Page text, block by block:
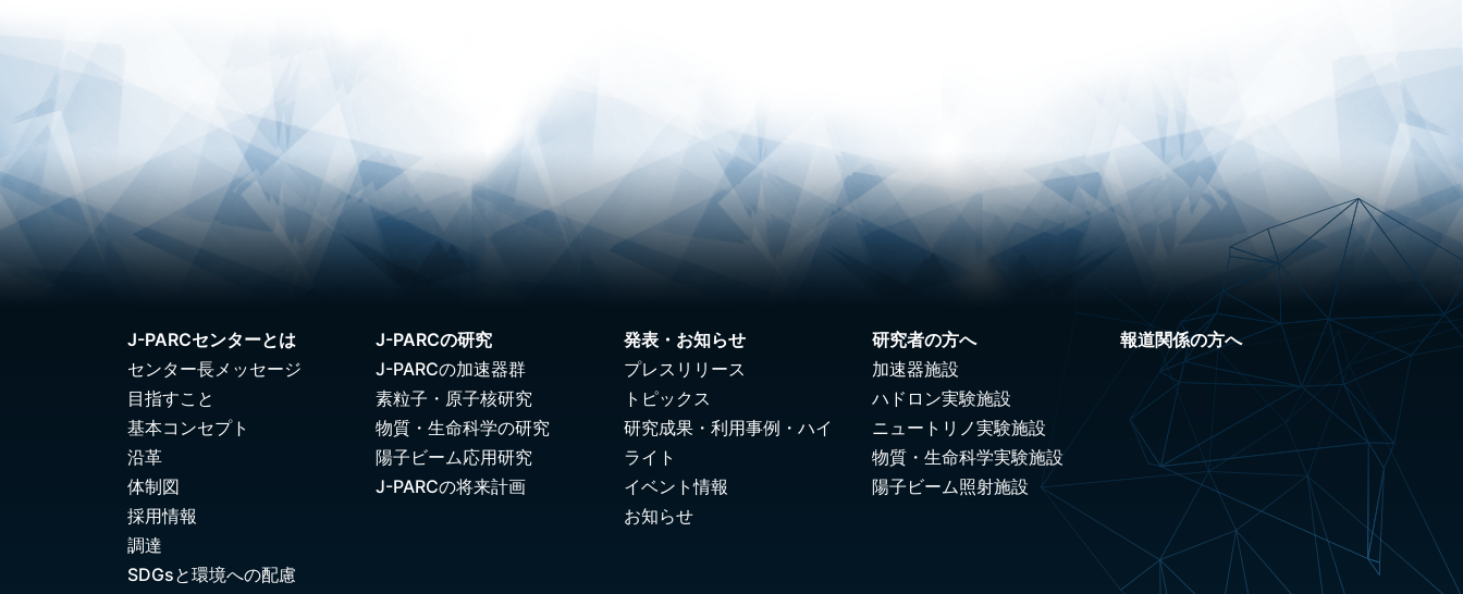
J-PARCセンターとは
センター長メッセージ
目指すこと
基本コンセプト
沿革
体制図
採用情報
調達
SDGsと環境への配慮
J-PARCの研究
J-PARCの加速器群
素粒子・原子核研究
物質・生命科学の研究
陽子ビーム応用研究
J-PARCの将来計画
発表・お知らせ
プレスリリース
トピックス
研究成果・利用事例・ハイ
ライト
イベント情報
お知らせ
研究者の方へ
加速器施設
ハドロン実験施設
ニュートリノ実験施設
物質・生命科学実験施設
陽子ビーム照射施設
報道関係の方へ